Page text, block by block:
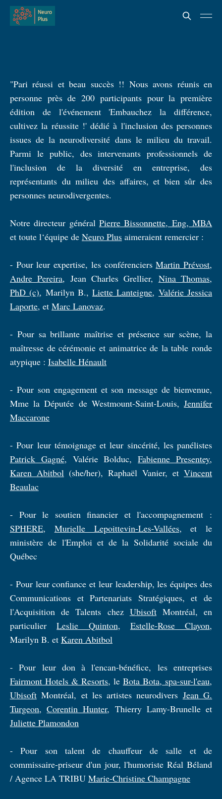
"Pari réussi et beau succès !! Nous avons réunis en
personne près de 200 participants pour la première
édition de l'événement 'Embauchez la différence,
cultivez la réussite !' dédié à l'inclusion des personnes
issues de la neurodiversité dans le milieu du travail.
Parmi le public, des intervenants professionnels de
l'inclusion de la diversité en entreprise, des
représentants du milieu des affaires, et bien sûr des
personnes neurodivergentes.
Notre directeur général Pierre Bissonnette, Eng, MBA
et toute l‘équipe de Neuro Plus aimeraient remercier :
- Pour leur expertise, les conférenciersMartin Prévost,
Andre Pereira, Jean Charles Grellier, Nina Thomas,
PhD (c), Marilyn B.,Liette Lanteigne, Valérie Jessica
Laporte, et Marc Lanovaz.
- Pour sa brillante maîtrise et présence sur scène, la
maîtresse de cérémonie et animatrice de la table ronde
atypique : Isabelle Hénault
- Pour son engagement et son message de bienvenue,
Mme la Députée de Westmount-Saint-Louis, Jennifer
Maccarone
- Pour leur témoignage et leur sincérité, les panélistes
Patrick Gagné, Valérie Bolduc,Fabienne Presentey,
Karen Abitbol (she/her), Raphaël Vanier, et Vincent
Beaulac
- Pour le soutien financier et l'accompagnement :
SPHERE, Murielle Lepoittevin-Les-Vallées, et le
ministère de l'Emploi et de la Solidarité sociale du
Québec
- Pour leur confiance et leur leadership, les équipes des
Communications et Partenariats Stratégiques, et de
l'Acquisition de Talents chez UbisoftMontréal, en
particulierLeslie Quinton, Estelle-Rose Clayon,
Marilyn B. et Karen Abitbol
- Pour leur don à l'encan-bénéfice, les entreprises
Fairmont Hotels & Resorts, le Bota Bota, spa-sur-l'eau,
Ubisoft Montréal, et les artistes neurodivers Jean G.
Turgeon,Corentin Hunter, Thierry Lamy-Brunelle et
Juliette Plamondon
- Pour son talent de chauffeur de salle et de
commissaire-priseur d'un jour, l'humoriste Réal Béland
/ Agence LA TRIBU Marie-Christine Champagne